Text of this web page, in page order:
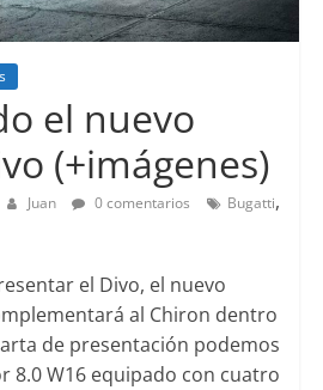
el nuevo
(+imágenes)
Juan 0 comentarios Bugatti,
el Divo, el nuevo
al Chiron dentro
de presentación podemos
8.0 W16 equipado con cuatro